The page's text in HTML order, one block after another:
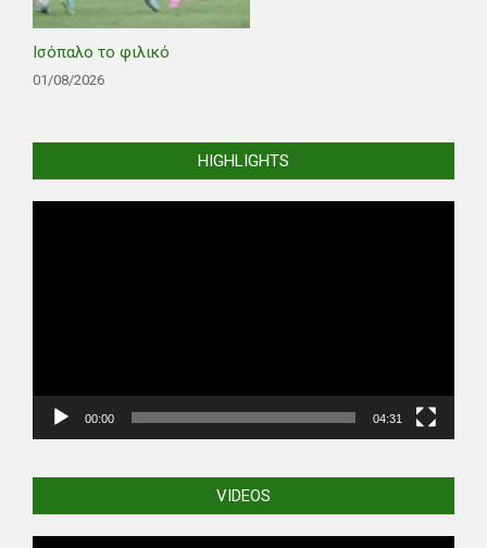
Ισόπαλο το φιλικό
01/08/2026
HIGHLIGHTS
00:00 04:31
VIDEOS